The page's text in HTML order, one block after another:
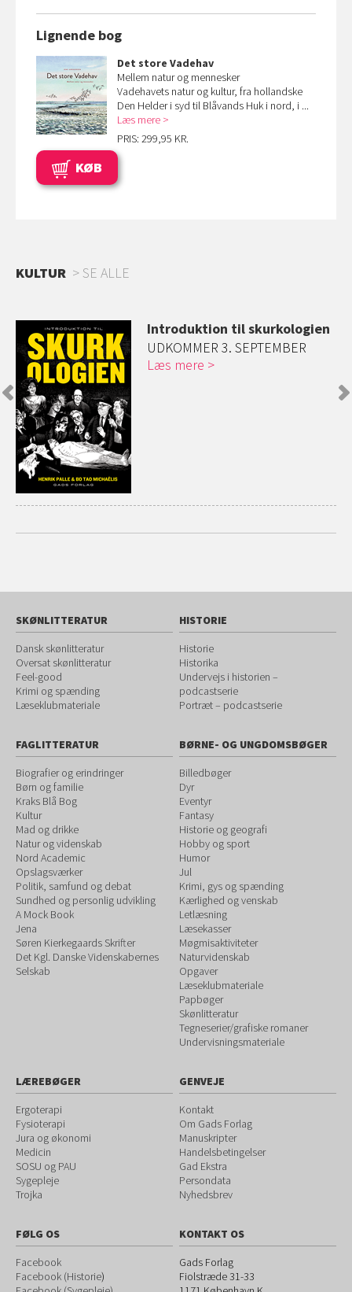
Lignende bog
Det store Vadehav
Mellem natur og mennesker
Vadehavets natur og kultur, fra hollandske
Den Helder i syd til Blåvands Huk i nord, i ...
Læs mere
PRIS: 299,95 KR.
KØB
KULTUR SE ALLE
Introduktion til skurkologien
UDKOMMER 3. SEPTEMBER
Læs mere
SKØNLITTERATUR
Dansk skønlitteratur
Oversat skønlitteratur
Feel-good
Krimi og spænding
Læseklubmateriale
HISTORIE
Historie
Historika
Undervejs i historien –
podcastserie
Portræt – podcastserie
FAGLITTERATUR
Biografier og erindringer
Børn og familie
Kraks Blå Bog
Kultur
Mad og drikke
Natur og videnskab
Nord Academic
Opslagsværker
Politik, samfund og debat
Sundhed og personlig udvikling
A Mock Book
Jena
Søren Kierkegaards Skrifter
Det Kgl. Danske Videnskabernes
Selskab
BØRNE- OG UNGDOMSBØGER
Billedbøger
Dyr
Eventyr
Fantasy
Historie og geografi
Hobby og sport
Humor
Jul
Krimi, gys og spænding
Kærlighed og venskab
Letlæsning
Læsekasser
Møgmisaktiviteter
Naturvidenskab
Opgaver
Læseklubmateriale
Papbøger
Skønlitteratur
Tegneserier/grafiske romaner
Undervisningsmateriale
LÆREBØGER
Ergoterapi
Fysioterapi
Jura og økonomi
Medicin
SOSU og PAU
Sygepleje
Trojka
GENVEJE
Kontakt
Om Gads Forlag
Manuskripter
Handelsbetingelser
Gad Ekstra
Persondata
Nyhedsbrev
FØLG OS
Facebook
Facebook (Historie)
KONTAKT OS
Gads Forlag
Fiolstræde 31-33